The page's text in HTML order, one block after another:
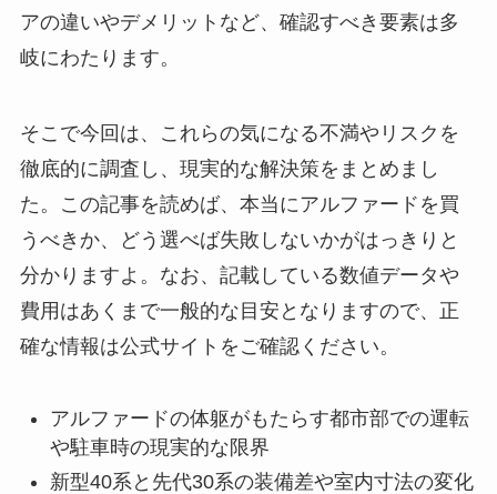
アの違いやデメリットなど、確認すべき要素は多
岐にわたります。
そこで今回は、これらの気になる不満やリスクを
徹底的に調査し、現実的な解決策をまとめまし
た。この記事を読めば、本当にアルファードを買
うべきか、どう選べば失敗しないかがはっきりと
分かりますよ。なお、記載している数値データや
費用はあくまで一般的な目安となりますので、正
確な情報は公式サイトをご確認ください。
アルファードの体躯がもたらす都市部での運転
や駐車時の現実的な限界
新型40系と先代30系の装備差や室内寸法の変化